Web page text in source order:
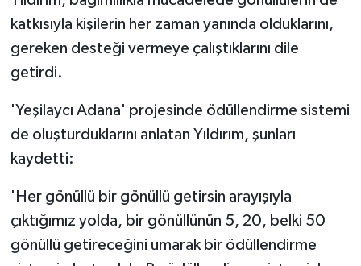
katkısıyla kişilerin her zaman yanında olduklarını,
gereken desteği vermeye çalıştıklarını dile
getirdi.
'Yeşilaycı Adana' projesinde ödüllendirme sistemi
de oluşturduklarını anlatan Yıldırım, şunları
kaydetti:
'Her gönüllü bir gönüllü getirsin arayışıyla
çıktığımız yolda, bir gönüllünün 5, 20, belki 50
gönüllü getireceğini umarak bir ödüllendirme